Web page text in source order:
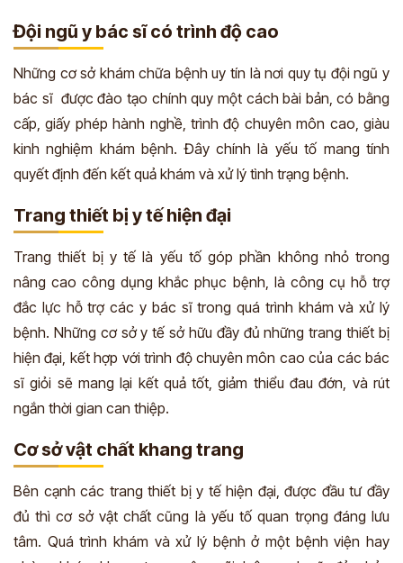
Đội ngũ y bác sĩ có trình độ cao
Những cơ sở khám chữa bệnh uy tín là nơi quy tụ đội ngũ y
bác sĩ được đào tạo chính quy một cách bài bản, có bằng
cấp, giấy phép hành nghề, trình độ chuyên môn cao, giàu
kinh nghiệm khám bệnh. Đây chính là yếu tố mang tính
quyết định đến kết quả khám và xử lý tình trạng bệnh.
Trang thiết bị y tế hiện đại
Trang thiết bị y tế là yếu tố góp phần không nhỏ trong
nâng cao công dụng khắc phục bệnh, là công cụ hỗ trợ
đắc lực hỗ trợ các y bác sĩ trong quá trình khám và xử lý
bệnh. Những cơ sở y tế sở hữu đầy đủ những trang thiết bị
hiện đại, kết hợp với trình độ chuyên môn cao của các bác
sĩ giỏi sẽ mang lại kết quả tốt, giảm thiểu đau đớn, và rút
ngắn thời gian can thiệp.
Cơ sở vật chất khang trang
Bên cạnh các trang thiết bị y tế hiện đại, được đầu tư đầy
đủ thì cơ sở vật chất cũng là yếu tố quan trọng đáng lưu
tâm. Quá trình khám và xử lý bệnh ở một bệnh viện hay